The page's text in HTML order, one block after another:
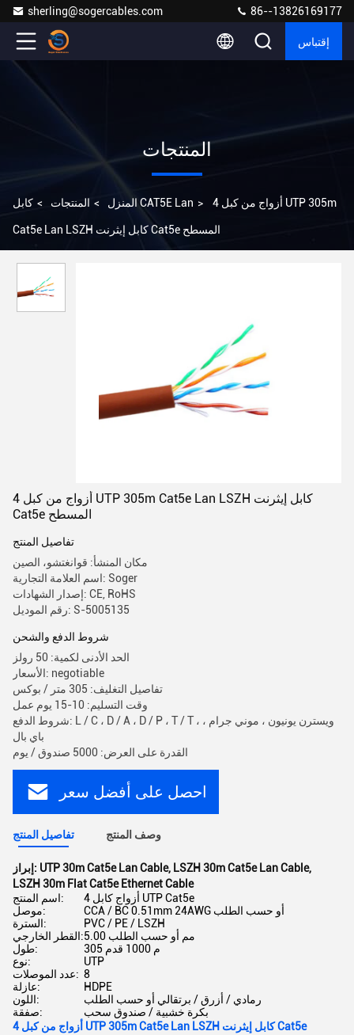
sherling@sogercables.com 86--13826169177
إقتباس
المنتجات
المنزل > المنتجات > كابل CAT5E Lan > 4 أزواج من كبل UTP 305m
Cat5e Lan LSZH كابل إيثرنت Cat5e المسطح
4 أزواج من كبل UTP 305m Cat5e Lan LSZH كابل إيثرنت
Cat5e المسطح
تفاصيل المنتج
مكان المنشأ: قوانغتشو، الصين
اسم العلامة التجارية: Soger
إصدار الشهادات: CE, RoHS
رقم الموديل: S-5005135
شروط الدفع والشحن
الحد الأدنى لكمية: 50 رولز
الأسعار: negotiable
تفاصيل التغليف: 305 متر / بوكس
وقت التسليم: 10-15 يوم عمل
شروط الدفع: L / C ، D / A ، D / P ، T / T ، ويسترن يونيون ، موني جرام ،
باي بال
القدرة على العرض: 5000 صندوق / يوم
احصل على أفضل سعر
تفاصيل المنتج وصف المنتج
إبراز: UTP 30m Cat5e Lan Cable, LSZH 30m Cat5e Lan Cable,
LSZH 30m Flat Cat5e Ethernet Cable
اسم المنتج:
4 أزواج كابل UTP Cat5e
موصل:
CCA / BC 0.51mm 24AWG أو حسب الطلب
السترة:
PVC / PE / LSZH
القطر الخارجي:
5.00 مم أو حسب الطلب
طول:
305 م 1000 قدم
نوع:
UTP
عدد الموصلات: 8
عازلة:
HDPE
اللون:
رمادي / أزرق / برتقالي أو حسب الطلب
صفقة:
بكرة خشبية / صندوق سحب
4 أزواج من كبل UTP 305m Cat5e Lan LSZH كابل إيثرنت Cat5e